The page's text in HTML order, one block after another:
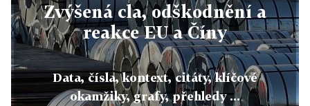
Zvýšená cla, odškodnění a
reakce EU a Číny
Data, čísla, kontext, citáty, klíčové
okamžiky, grafy, přehledy ...